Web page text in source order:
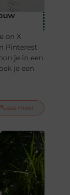
on X
Pinterest
je in een
je een
Lees meer